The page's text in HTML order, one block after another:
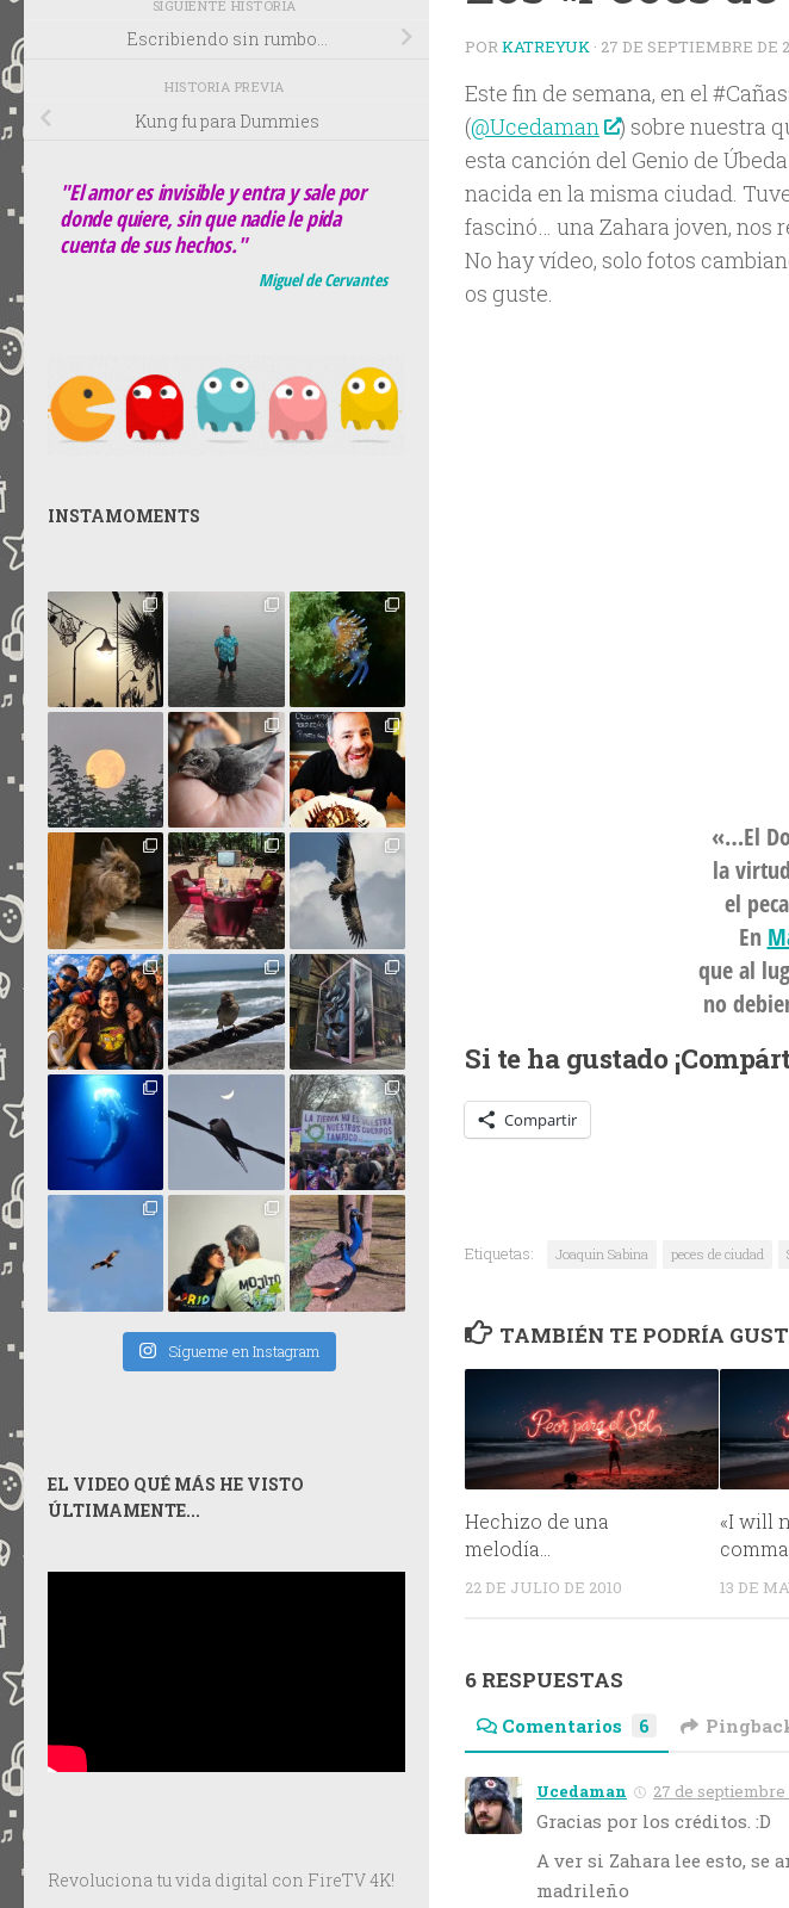
PORKATREYUK · 27 DE SEPTIEMBRE DE
Este fin de semana, en el
(@Ucedaman ) sobre nuestra
esta canción del Genio de
nacida en la misma ciudad.
fascinó… una Zahara joven, nos
No hay vídeo, solo fotos
os guste.
«…El
la
el
En
que al
no
Si te ha gustado
Compartir
Etiquetas: Joaquin Sabina peces de ciudad
TAMBIÉN TE PODRÍA
Hechizo de una
melodía…
22 DE JULIO DE 2010
«I will
13 DE
6 RESPUESTAS
Comentarios 6
Ucedaman 27 de septiembre
Gracias por los créditos. :D
A ver si Zahara lee esto, se
madrileño
SIGUIENTE HISTORIA
Escribiendo sin rumbo…
HISTORIA PREVIA
Kung fu para Dummies
"El amor es invisible y entra y sale por
donde quiere, sin que nadie le pida
cuenta de sus hechos."
Miguel de Cervantes
INSTAMOMENTS
Sígueme en Instagram
EL VIDEO QUÉ MÁS HE VISTO
ÚLTIMAMENTE...
Revoluciona tu vida digital con FireTV 4K!